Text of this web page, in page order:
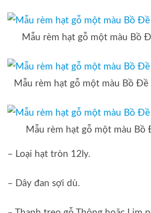
Mẫu rèm hạt gỗ một màu Bồ
Mẫu rèm hạt gỗ một màu Bồ Đề
Mẫu rèm hạt gỗ một màu Bồ
– Loại hạt tròn 12ly.
– Dây đan sợi dù.